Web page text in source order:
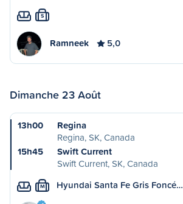
S
Ramneek 5,0
Dimanche 23 Août
13h00
Regina
Regina, SK, Canada
15h45
Swift Current
Swift Current, SK, Canada
M Hyundai Santa Fe Gris Foncé…